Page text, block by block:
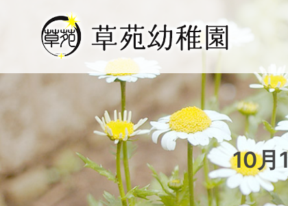
10月